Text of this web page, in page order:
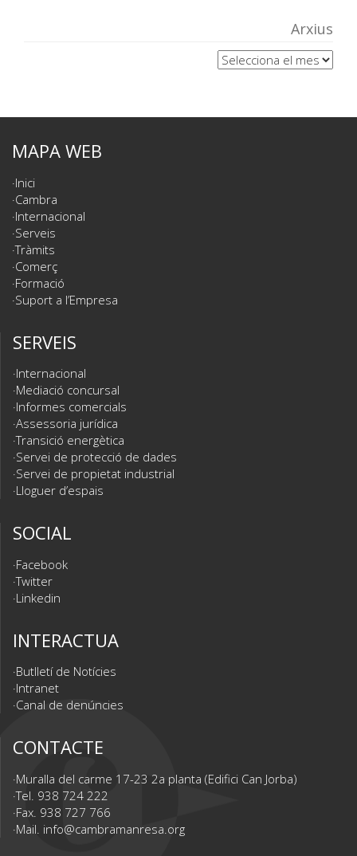
Arxius
Arxius
MAPA WEB
Inici
Cambra
Internacional
Serveis
Tràmits
Comerç
Formació
Suport a l’Empresa
SERVEIS
Internacional
Mediació concursal
Informes comercials
Assessoria jurídica
Transició energètica
Servei de protecció de dades
Servei de propietat industrial
Lloguer d’espais
SOCIAL
Facebook
Twitter
Linkedin
INTERACTUA
Butlletí de Notícies
Intranet
Canal de denúncies
CONTACTE
Muralla del carme 17-23 2a planta (Edifici Can Jorba)
Tel. 938 724 222
Fax. 938 727 766
Mail. info@cambramanresa.org